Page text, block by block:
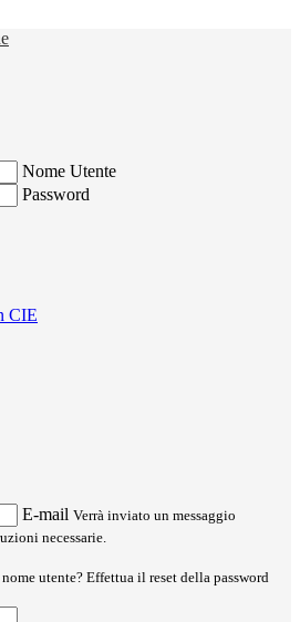
Nome Utente
Password
CIE
E-mail Verrà inviato un messaggio
necessarie.
utente? Effettua il reset della password